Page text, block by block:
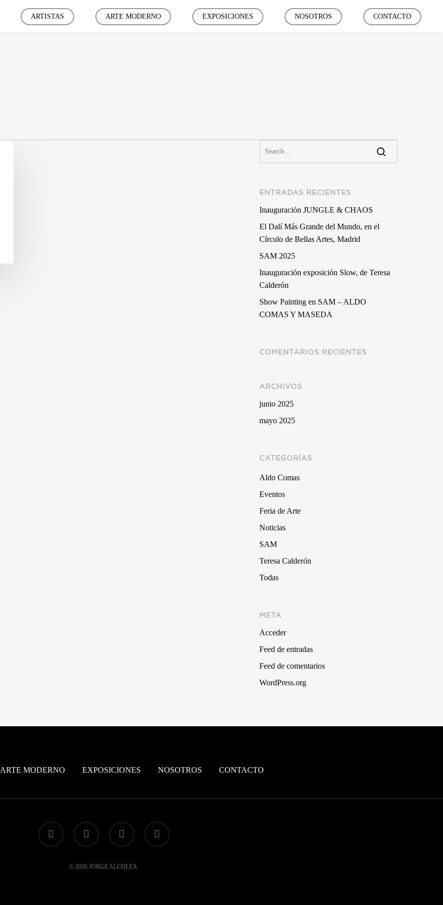
ARTISTAS ARTE MODERNO EXPOSICIONES NOSOTROS CONTACTO
ENTRADAS RECIENTES
Inauguración JUNGLE & CHAOS
El Dalí Más Grande del Mundo, en el
Círculo de Bellas Artes, Madrid
SAM 2025
Inauguración exposición Slow, de Teresa
Calderón
Show Painting en SAM – ALDO
COMAS Y MASEDA
COMENTARIOS RECIENTES
ARCHIVOS
junio 2025
mayo 2025
CATEGORÍAS
Aldo Comas
Eventos
Feria de Arte
Noticias
SAM
Teresa Calderón
Todas
META
Acceder
Feed de entradas
Feed de comentarios
WordPress.org
ARTE MODERNO EXPOSICIONES NOSOTROS CONTACTO
instagram whatsapp phone email
© 2026 JORGE ALCOLEA.